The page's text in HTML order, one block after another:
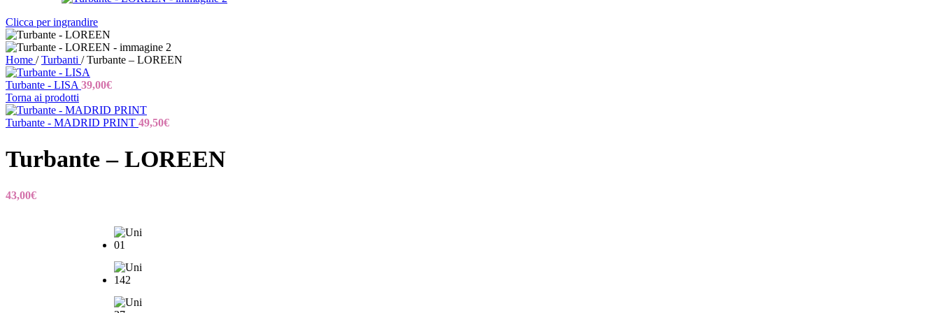
Clicca per ingrandire
Home / Turbanti / Turbante – LOREEN
Turbante - LISA 39,00€
Torna ai prodotti
Turbante - MADRID PRINT 49,50€
Turbante – LOREEN
43,00€